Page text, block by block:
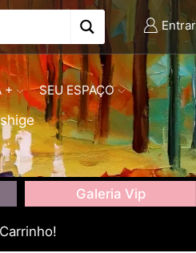
Entrar
+ SEU ESPAÇO
Galeria Vip